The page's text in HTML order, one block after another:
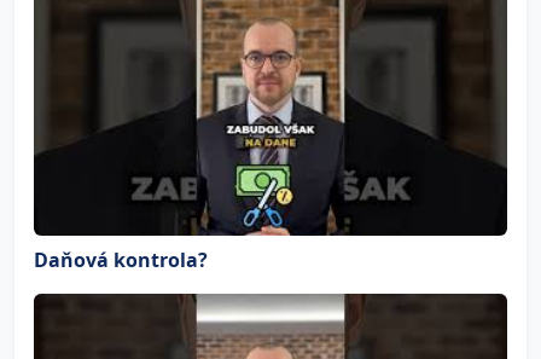
Daňová kontrola?